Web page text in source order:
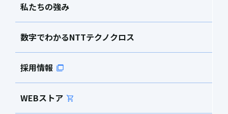
私たちの強み
数字でわかるNTTテクノクロス
採用情報
WEBストア